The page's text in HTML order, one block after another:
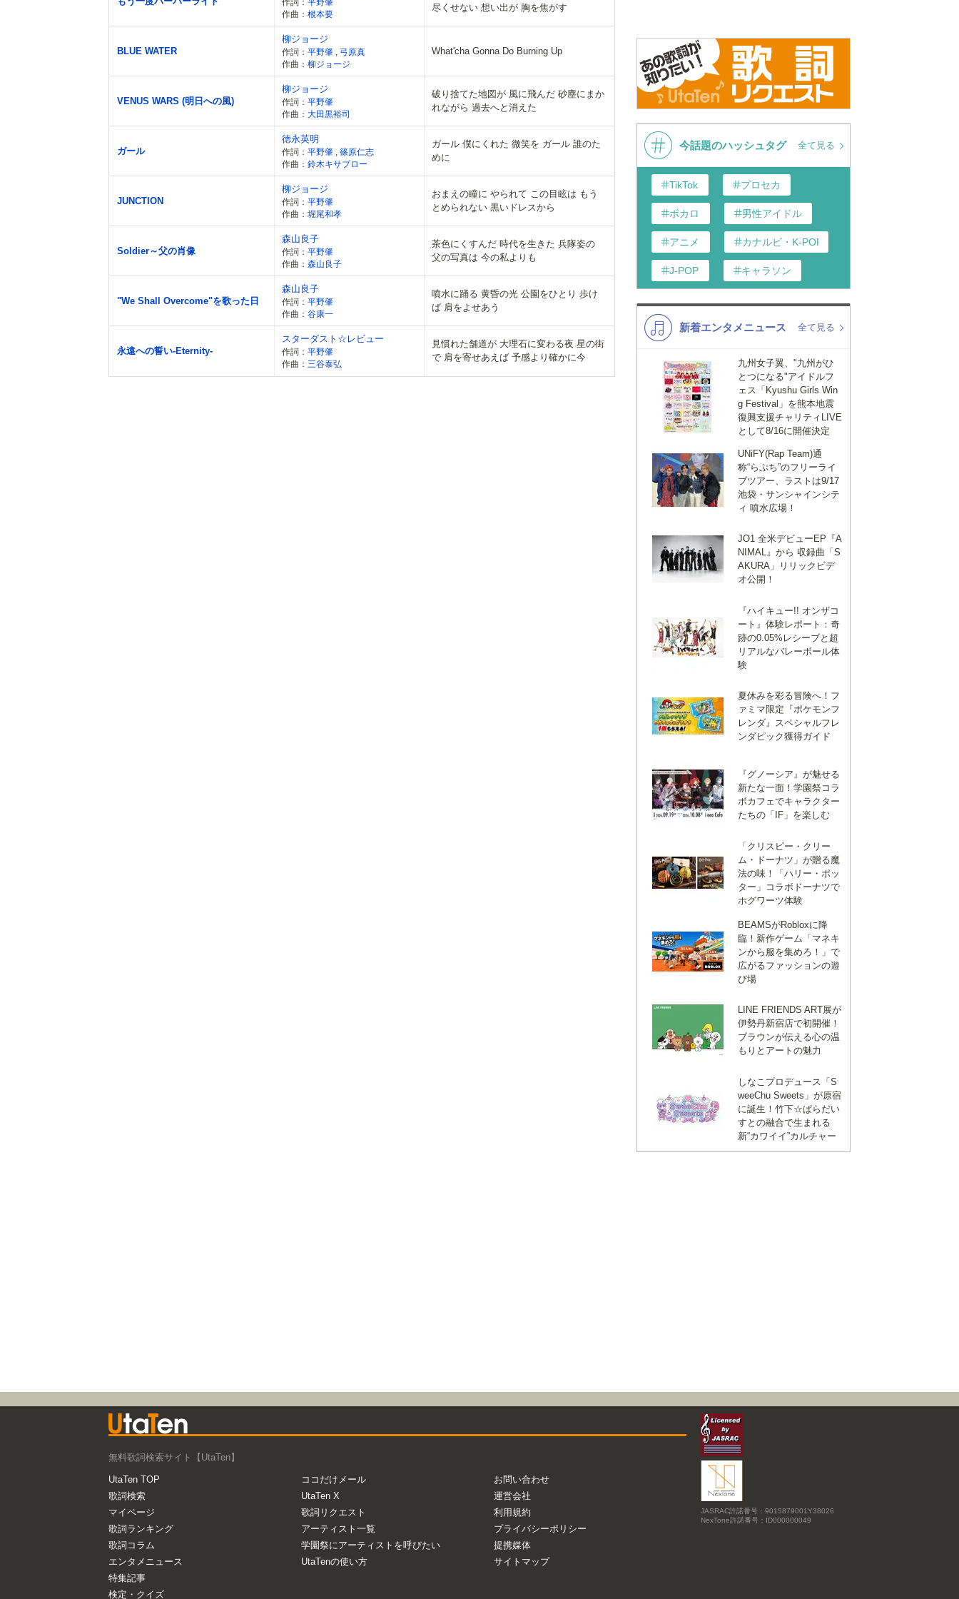
作曲： 根本要
尽くせない 想い出が 胸を焦がす
BLUE WATER
柳ジョージ
作詞： 平野肇
弓原真
作曲： 柳ジョージ
What'cha Gonna Do Burning Up
VENUS WARS (明日への風)
柳ジョージ
作詞： 平野肇
作曲： 大田黒裕司
破り捨てた地図が 風に飛んだ 砂塵にまか
れながら 過去へと消えた
ガール
徳永英明
作詞： 平野肇
篠原仁志
作曲： 鈴木キサブロー
ガール 僕にくれた 微笑を ガール 誰のた
めに
JUNCTION
柳ジョージ
作詞： 平野肇
作曲： 堀尾和孝
おまえの瞳に やられて この目眩は もう
とめられない 黒いドレスから
Soldier～父の肖像
森山良子
作詞： 平野肇
作曲： 森山良子
茶色にくすんだ 時代を生きた 兵隊姿の
父の写真は 今の私よりも
"We Shall Overcome"を歌った日
森山良子
作詞： 平野肇
作曲： 谷康一
噴水に踊る 黄昏の光 公園をひとり 歩け
ば 肩をよせあう
永遠への誓い-Eternity-
スターダスト☆レビュー
作詞： 平野肇
作曲： 三谷泰弘
見慣れた舗道が 大理石に変わる夜 星の街
で 肩を寄せあえば 予感より確かに今
今話題のハッシュタグ 全て見る
TikTok プロセカ
ボカロ 男性アイドル
アニメ カナルビ・K-POP和訳
J-POP キャラソン
K-POP 演歌・歌謡
洋楽
VTuber ディズニー
新着エンタメニュース 全て見る
九州女子翼、"九州がひ
とつになる"アイドルフ
ェス「Kyushu Girls Win
g Festival」を熊本地震
復興支援チャリティLIVE
として8/16に開催決定
UNiFY(Rap Team)通
称“らぷち”のフリーライ
ブツアー、ラストは9/17
池袋・サンシャインシテ
ィ 噴水広場！
JO1 全米デビューEP『A
NIMAL』から 収録曲「S
AKURA」リリックビデ
オ公開！
『ハイキュー!! オンザコ
ート』体験レポート：奇
跡の0.05%レシーブと超
リアルなバレーボール体
験
夏休みを彩る冒険へ！フ
ァミマ限定『ポケモンフ
レンダ』スペシャルフレ
ンダピック獲得ガイド
『グノーシア』が魅せる
新たな一面！学園祭コラ
ボカフェでキャラクター
たちの「IF」を楽しむ
「クリスピー・クリー
ム・ドーナツ」が贈る魔
法の味！「ハリー・ポッ
ター」コラボドーナツで
ホグワーツ体験
BEAMSがRobloxに降
臨！新作ゲーム「マネキ
ンから服を集めろ！」で
広がるファッションの遊
び場
LINE FRIENDS ART展が
伊勢丹新宿店で初開催！
ブラウンが伝える心の温
もりとアートの魅力
しなこプロデュース「S
weeChu Sweets」が原宿
に誕生！竹下☆ぱらだい
すとの融合で生まれる
新“カワイイ”カルチャー
無料歌詞検索サイト【UtaTen】
UtaTen TOP
歌詞検索
マイページ
歌詞ランキング
歌詞コラム
エンタメニュース
特集記事
検定・クイズ
ココだけメール
UtaTen X
歌詞リクエスト
アーティスト一覧
学園祭にアーティストを呼びたい
UtaTenの使い方
お問い合わせ
運営会社
利用規約
プライバシーポリシー
提携媒体
サイトマップ
JASRAC許諾番号：9015879001Y38026
NexTone許諾番号：ID000000049